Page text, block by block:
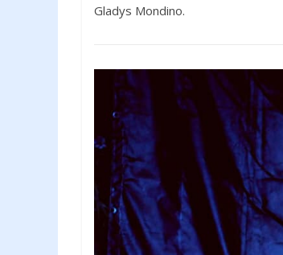
Gladys Mondino.